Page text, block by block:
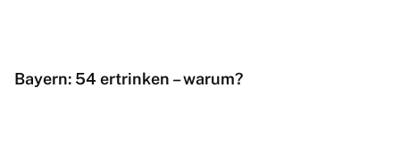
Bayern: 54 ertrinken – warum?